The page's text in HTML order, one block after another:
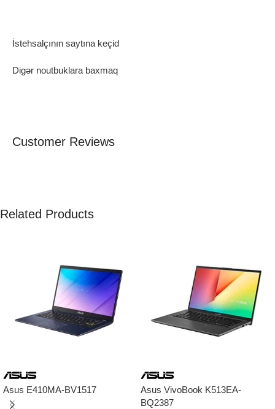
İstehsalçının saytına keçid
Digər noutbuklara baxmaq
Customer Reviews
Related Products
Asus E410MA-BV1517
Asus VivoBook K513EA-
BQ2387